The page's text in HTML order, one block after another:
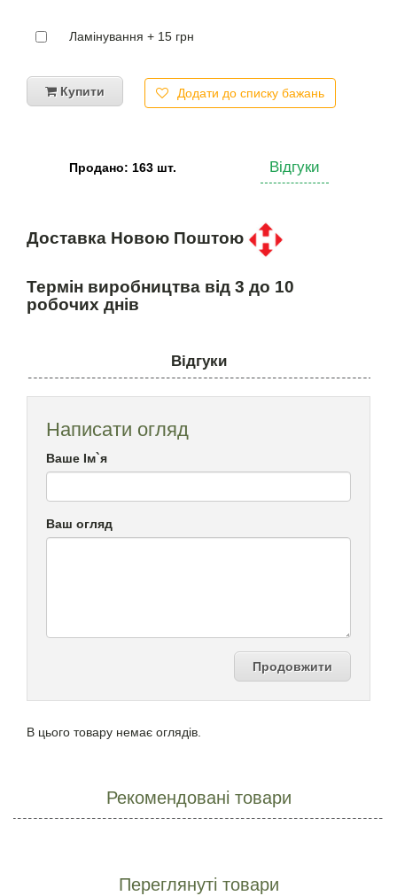
Ламінування + 15 грн
Купити Додати до списку бажань
Продано: 163 шт. Відгуки
Доставка Новою Поштою
Термін виробництва від 3 до 10
робочих днів
Відгуки
Написати огляд
Ваше Ім`я
Ваш огляд
Продовжити
В цього товару немає оглядів.
Рекомендовані товари
Переглянуті товари